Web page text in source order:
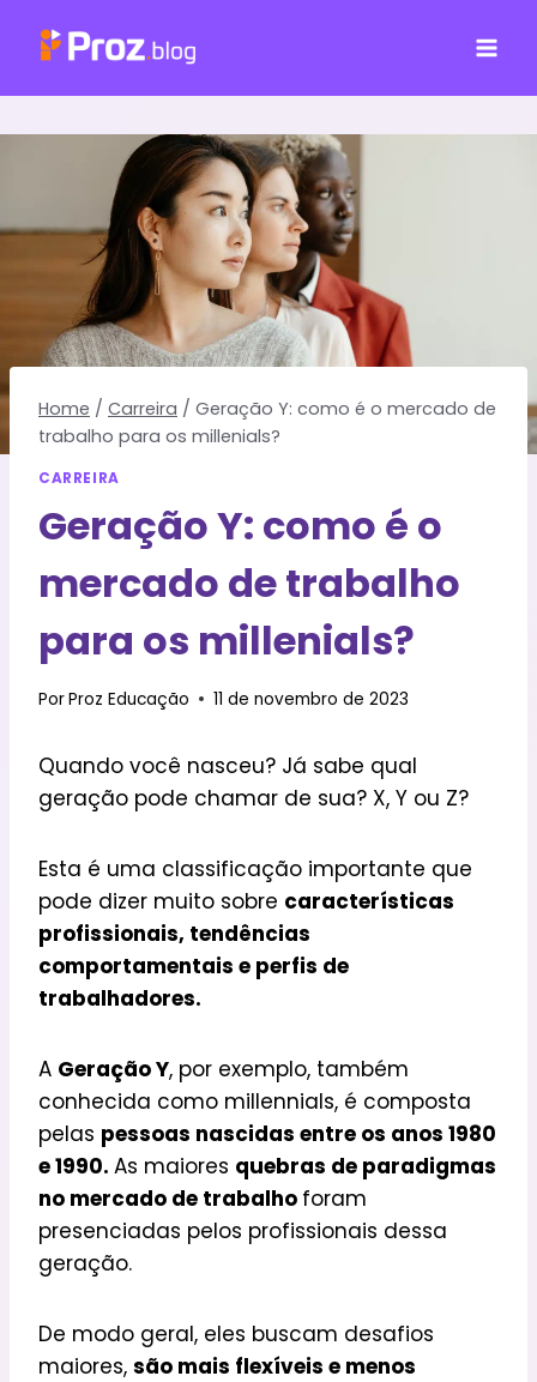
para
Home / Carreira / Geração Y: como é o mercado de
trabalho para os millenials?
CARREIRA
Geração Y: como é o
mercado de trabalho
para os millenials?
PorProz Educação 11 de novembro de 2023
Quando você nasceu? Já sabe qual
geração pode chamar de sua? X, Y ou Z?
Esta é uma classificação importante que
pode dizer muito sobre características
profissionais, tendências
comportamentais e perfis de
trabalhadores.
A Geração Y, por exemplo, também
conhecida como millennials, é composta
pelas pessoas nascidas entre os anos 1980
e 1990. As maiores quebras de paradigmas
no mercado de trabalho foram
presenciadas pelos profissionais dessa
geração.
De modo geral, eles buscam desafios
maiores, são mais flexíveis e menos